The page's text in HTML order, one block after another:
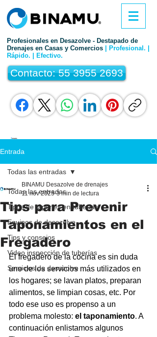
Profesionales en Desazolve - Destapado de
Drenajes en Casas y Comercios
| Profesional. |
Rápido. | Efectivo.
Contacto: 55 3955 2693
Entrada
Todas las entradas
Tipos de tapones en tuberías
Equipos de desazolve
Tips y consejos
Video inspección de tuberías
Servicios de desazolve
Todas las entradas
Tips para Prevenir
Taponamientos en el
Fregadero
BINAMU Desazolve de drenajes
11 nov 2025 3 min de lectura
El fregadero de la cocina es sin duda
uno de los servicios más utilizados en
los hogares; se lavan platos, preparan
alimentos, se limpian cosas, etc. Por
todo ese uso es propenso a un
problema molesto: el taponamiento. A
continuación enlistamos algunos